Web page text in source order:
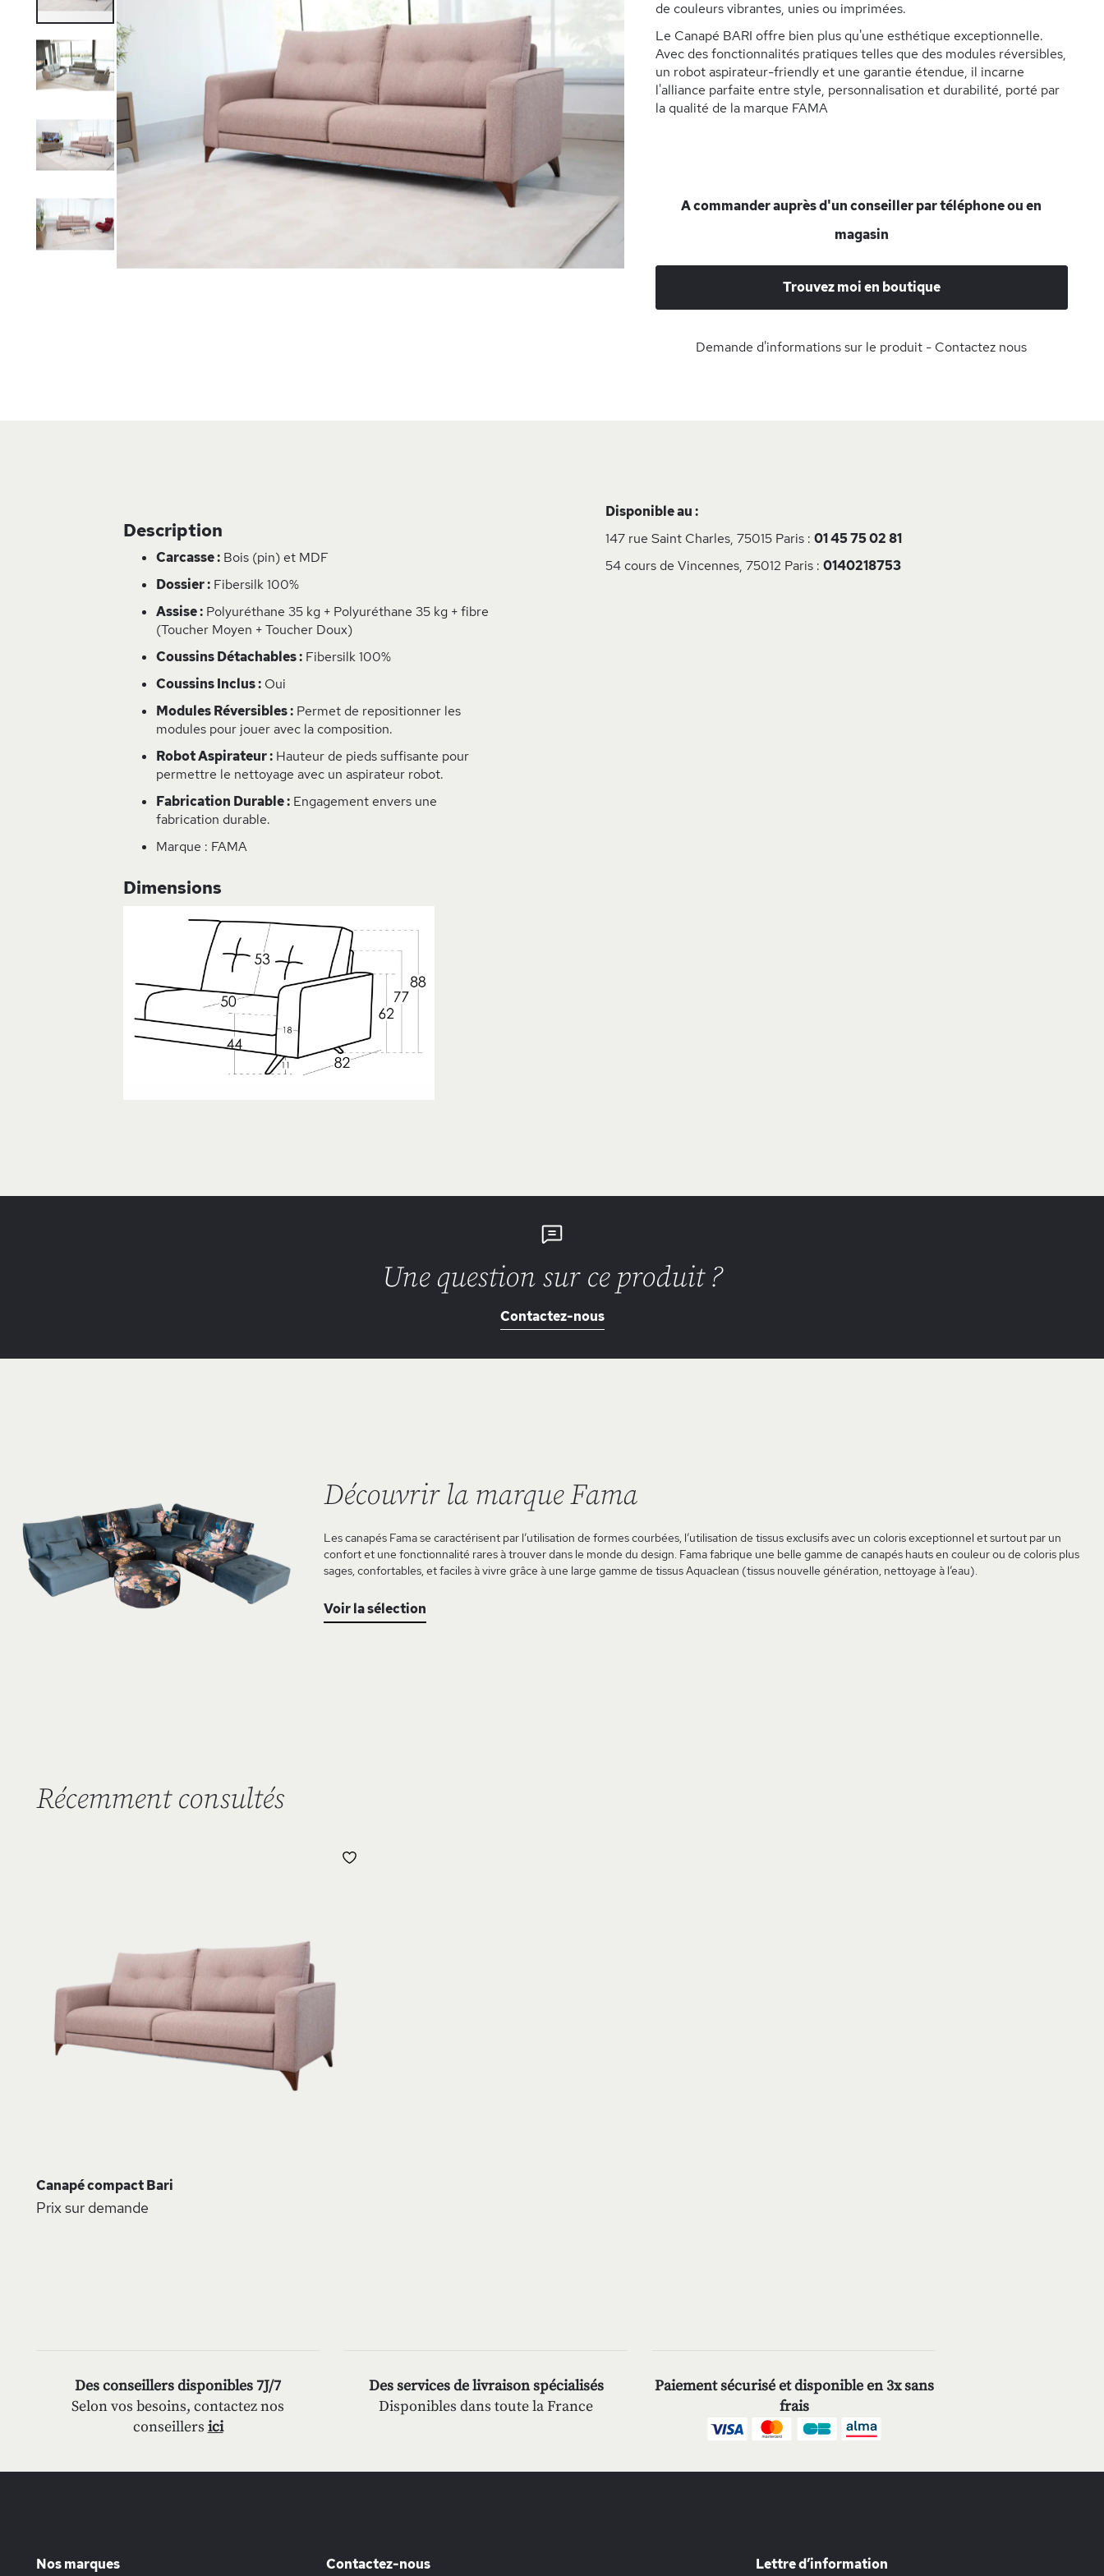
de couleurs vibrantes, unies ou imprimées.
Le Canapé BARI offre bien plus qu'une esthétique exceptionnelle.
Avec des fonctionnalités pratiques telles que des modules réversibles,
un robot aspirateur-friendly et une garantie étendue, il incarne
l'alliance parfaite entre style, personnalisation et durabilité, porté par
la qualité de la marque FAMA
A commander auprès d'un conseiller par téléphone ou en
magasin
Trouvez moi en boutique
Demande d'informations sur le produit - Contactez nous
Description
Carcasse : Bois (pin) et MDF
Dossier : Fibersilk 100%
Assise : Polyuréthane 35 kg + Polyuréthane 35 kg + fibre
(Toucher Moyen + Toucher Doux)
Coussins Détachables : Fibersilk 100%
Coussins Inclus : Oui
Modules Réversibles : Permet de repositionner les
modules pour jouer avec la composition.
Robot Aspirateur : Hauteur de pieds suffisante pour
permettre le nettoyage avec un aspirateur robot.
Fabrication Durable : Engagement envers une
fabrication durable.
Marque : FAMA
Dimensions
Disponible au :
147 rue Saint Charles, 75015 Paris : 01 45 75 02 81
54 cours de Vincennes, 75012 Paris : 0140218753
Une question sur ce produit ?
Contactez-nous
Découvrir la marque Fama
Les canapés Fama se caractérisent par l’utilisation de formes courbées, l’utilisation de tissus exclusifs avec un coloris exceptionnel et surtout par un
confort et une fonctionnalité rares à trouver dans le monde du design. Fama fabrique une belle gamme de canapés hauts en couleur ou de coloris plus
sages, confortables, et faciles à vivre grâce à une large gamme de tissus Aquaclean (tissus nouvelle génération, nettoyage à l’eau).
Voir la sélection
Récemment consultés
Canapé compact Bari
Prix sur demande
Des conseillers disponibles 7J/7
Selon vos besoins, contactez nos
conseillers ici
Des services de livraison spécialisés
Disponibles dans toute la France
Paiement sécurisé et disponible en 3x sans
frais
Nos marques Contactez-nous Lettre d’information